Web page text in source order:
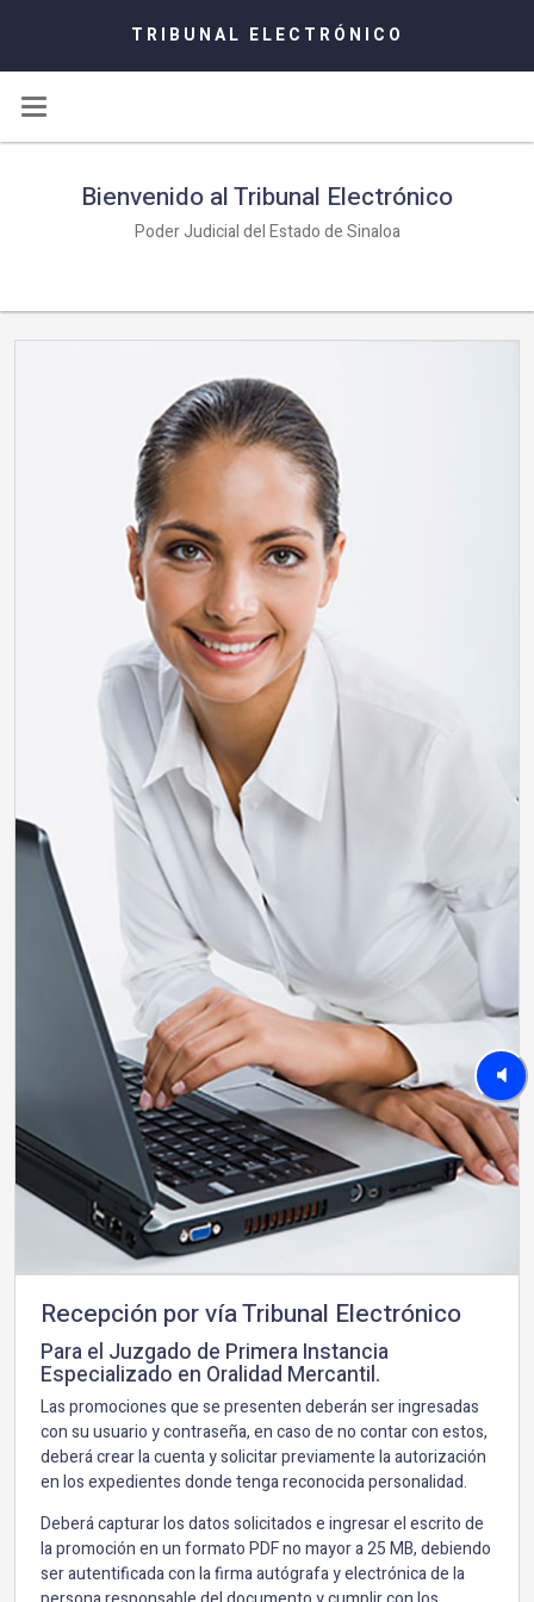
TRIBUNAL ELECTRÓNICO
Bienvenido al Tribunal Electrónico
Poder Judicial del Estado de Sinaloa
Recepción por vía Tribunal Electrónico
Para el Juzgado de Primera Instancia
Especializado en Oralidad Mercantil.
Las promociones que se presenten deberán ser ingresadas
con su usuario y contraseña, en caso de no contar con estos,
deberá crear la cuenta y solicitar previamente la autorización
en los expedientes donde tenga reconocida personalidad.
Deberá capturar los datos solicitados e ingresar el escrito de
la promoción en un formato PDF no mayor a 25 MB, debiendo
ser autentificada con la firma autógrafa y electrónica de la